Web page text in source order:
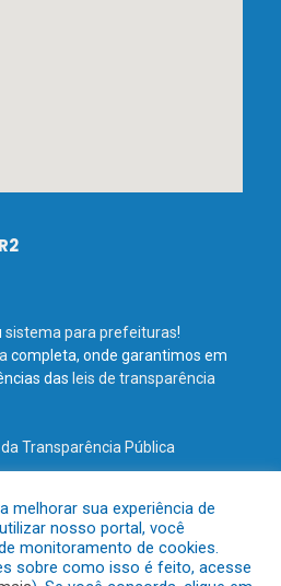
sistema para prefeituras!
completa, onde garantimos em
das leis de transparência
Transparência Pública
Prefeitura Municipal de Terra Santa.
melhorar sua experiência de
nosso portal, você
monitoramento de cookies.
sobre como isso é feito, acesse